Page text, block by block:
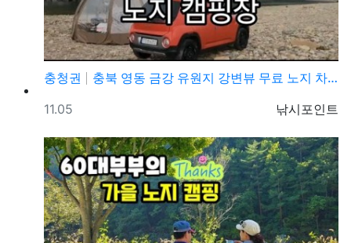
충청권
충북 영동 금강 유원지 강변뷰 무료 노지 차박캠핑 가볼…
등록자
낚시포인트
등록일
11.05